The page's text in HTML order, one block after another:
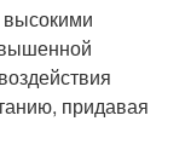
высокими
придавая